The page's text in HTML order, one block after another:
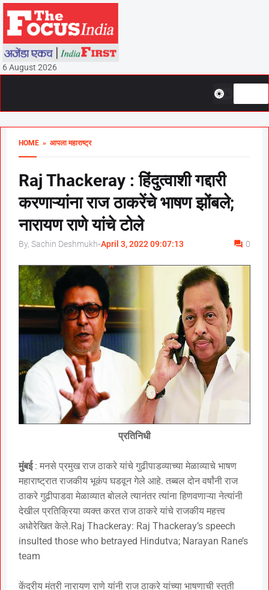
6 August 2026
HOME » आपला महाराष्ट्र
Raj Thackeray : हिंदुत्वाशी गद्दारी
करणाऱ्यांना राज ठाकरेंचे भाषण झोंबले;
नारायण राणे यांचे टोले
By, Sachin Deshmukh-April 3, 2022 09:07:13 0
प्रतिनिधी
मुंबई: मनसे प्रमुख राज ठाकरे यांचे गुढीपाडव्याच्या मेळाव्याचे भाषण
महाराष्ट्रात राजकीय भूकंप घडवून गेले आहे. तब्बल दोन वर्षांनी राज
ठाकरे गुढीपाडवा मेळाव्यात बोलले त्यानंतर त्यांना हिणवणाऱ्या नेत्यांनी
देखील प्रतिक्रिया व्यक्त करत राज ठाकरे यांचे राजकीय महत्त्व
अधोरेखित केले.Raj Thackeray: Raj Thackeray’s speech
insulted those who betrayed Hindutva; Narayan Rane’s
team
केंद्रीय मंत्री नारायण राणे यांनी राज ठाकरे यांच्या भाषणाची स्तुती